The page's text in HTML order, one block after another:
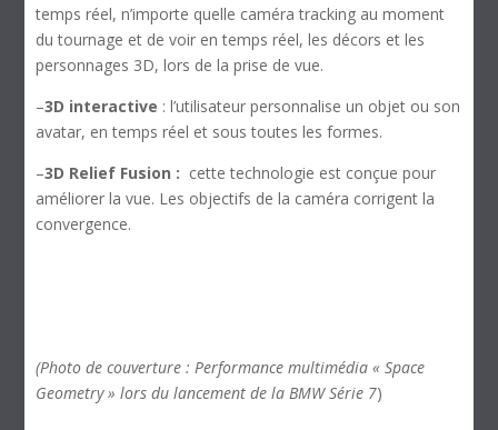
temps réel, n’importe quelle caméra tracking au moment
du tournage et de voir en temps réel, les décors et les
personnages 3D, lors de la prise de vue.
–3D interactive : l’utilisateur personnalise un objet ou son
avatar, en temps réel et sous toutes les formes.
–3D Relief Fusion : cette technologie est conçue pour
améliorer la vue. Les objectifs de la caméra corrigent la
convergence.
(Photo de couverture : Performance multimédia « Space
Geometry » lors du lancement de la BMW Série 7)